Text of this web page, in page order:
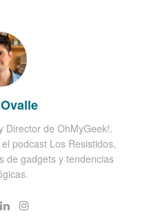
Director de OhMyGeek!.
podcast Los Resistidos,
de gadgets y tendencias